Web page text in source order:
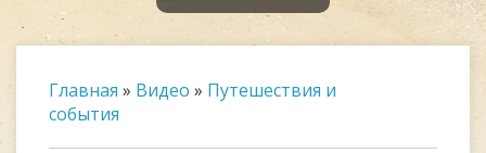
Главная » Видео » Путешествия и
события